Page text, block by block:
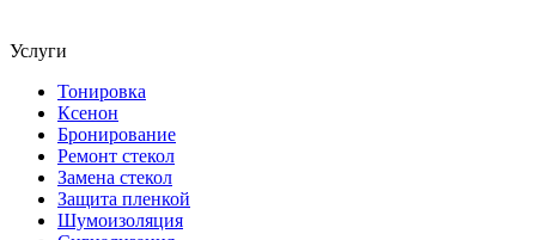
Услуги
Тонировка
Ксенон
Бронирование
Ремонт стекол
Замена стекол
Защита пленкой
Шумоизоляция